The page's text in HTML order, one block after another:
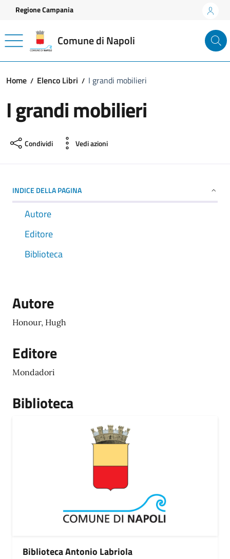
Vai ai contenuti
Vai al footer
Regione Campania
Comune di Napoli
Home Elenco Libri I grandi mobilieri
I grandi mobilieri
Condividi Vedi azioni
INDICE DELLA PAGINA
Autore
Editore
Biblioteca
Autore
Honour, Hugh
Editore
Mondadori
Biblioteca
Biblioteca Antonio Labriola